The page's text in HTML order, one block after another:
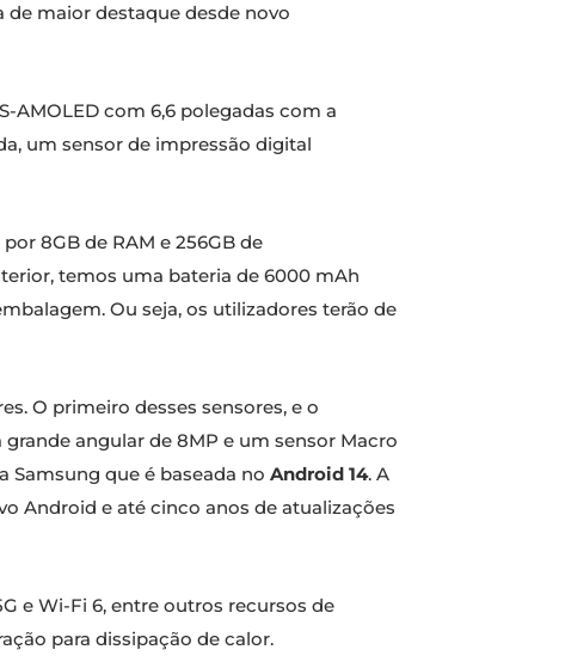
de maior destaque desde novo
AMOLED com 6,6 polegadas com a
um sensor de impressão digital
8GB de RAM e 256GB de
temos uma bateria de 6000 mAh
Ou seja, os utilizadores terão de
O primeiro desses sensores, e o
angular de 8MP e um sensor Macro
Samsung que é baseada no Android 14. A
Android e até cinco anos de atualizações
e Wi-Fi 6, entre outros recursos de
para dissipação de calor.